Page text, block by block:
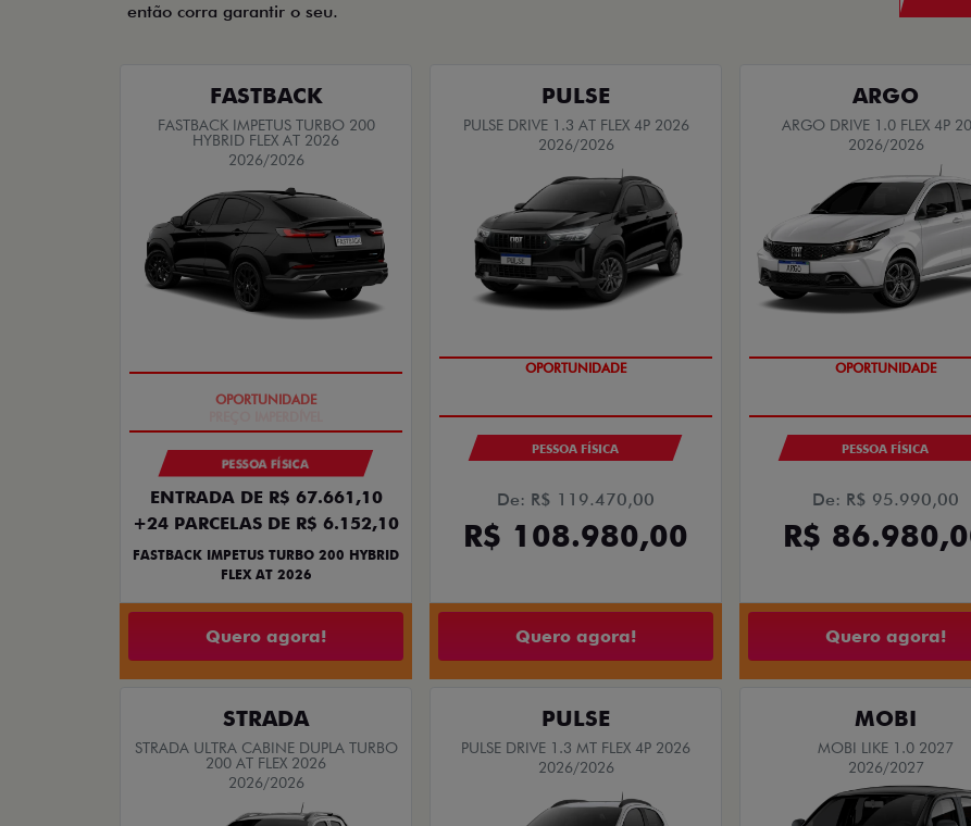
então corra garantir o seu.
FASTBACK
FASTBACK IMPETUS TURBO 200
HYBRID FLEX AT 2026
2026/2026
PESSOA FÍSICA
ENTRADA DE R$ 67.661,10
+24 PARCELAS DE R$ 6.152,10
FASTBACK IMPETUS TURBO 200 HYBRID
FLEX AT 2026
Quero agora!
PULSE
PULSE DRIVE 1.3 AT FLEX 4P 2026
2026/2026
OPORTUNIDADE
PESSOA FÍSICA
De: R$ 119.470,00
R$ 108.980,00
Quero agora!
ARGO
ARGO DRIVE 1.0 FLEX 4P
2026/2026
OPORTUNIDADE
PESSOA FÍSICA
De: R$ 95.990,00
R$
Quero agora!
STRADA
STRADA ULTRA CABINE DUPLA TURBO
200 AT FLEX 2026
2026/2026
PULSE
PULSE DRIVE 1.3 MT FLEX 4P 2026
2026/2026
MOBI
MOBI LIKE 1.0 2027
2026/2027